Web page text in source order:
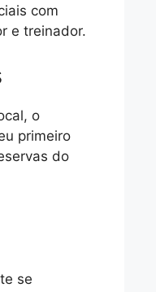
com
e treinador.
o
primeiro
do
se